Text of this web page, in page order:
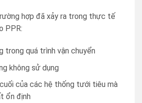
hợp đã xảy ra trong thực tế
PPR:
trong quá trình vận chuyển
không sử dụng
của các hệ thống tưới tiêu mà
ổn định